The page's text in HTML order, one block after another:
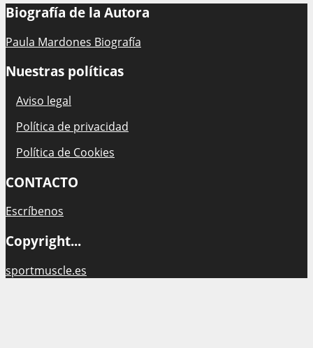
Biografía de la Autora
Paula Mardones Biografía
Nuestras políticas
Aviso legal
Política de privacidad
Política de Cookies
CONTACTO
Escríbenos
Copyright...
sportmuscle.es